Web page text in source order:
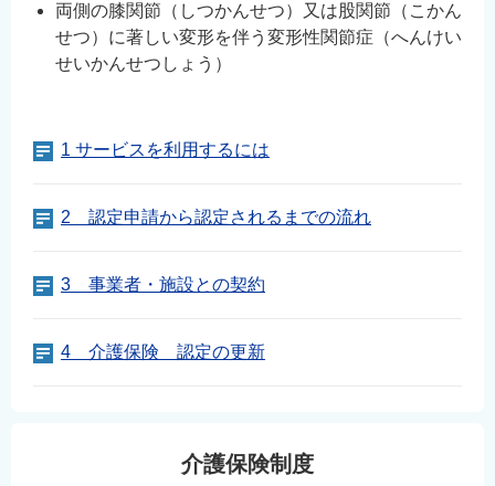
両側の膝関節（しつかんせつ）又は股関節（こかん
せつ）に著しい変形を伴う変形性関節症（へんけい
せいかんせつしょう）
1 サービスを利用するには
2 認定申請から認定されるまでの流れ
3 事業者・施設との契約
4 介護保険 認定の更新
介護保険制度